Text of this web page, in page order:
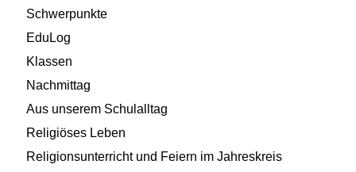
Schwerpunkte
EduLog
Klassen
Nachmittag
Aus unserem Schulalltag
Religiöses Leben
Religionsunterricht und Feiern im Jahreskreis